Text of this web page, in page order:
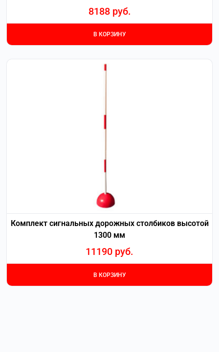
8188 руб.
В КОРЗИНУ
Комплект сигнальных дорожных столбиков высотой
1300 мм
11190 руб.
В КОРЗИНУ